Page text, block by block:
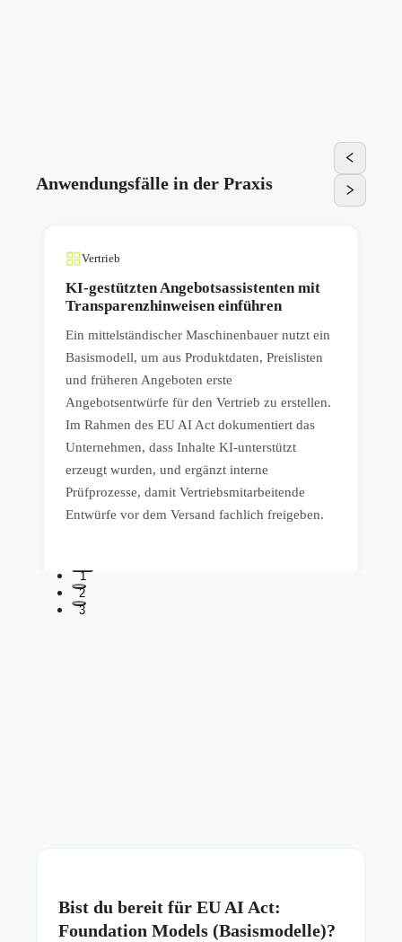
Anwendungsfälle in der Praxis
Vertrieb
KI-gestützten Angebotsassistenten mit
Transparenzhinweisen einführen
Ein mittelständischer Maschinenbauer nutzt ein
Basismodell, um aus Produktdaten, Preislisten
und früheren Angeboten erste
Angebotsentwürfe für den Vertrieb zu erstellen.
Im Rahmen des EU AI Act dokumentiert das
Unternehmen, dass Inhalte KI-unterstützt
erzeugt wurden, und ergänzt interne
Prüfprozesse, damit Vertriebsmitarbeitende
Entwürfe vor dem Versand fachlich freigeben.
1
2
3
Bist du bereit für EU AI Act:
Foundation Models (Basismodelle)?